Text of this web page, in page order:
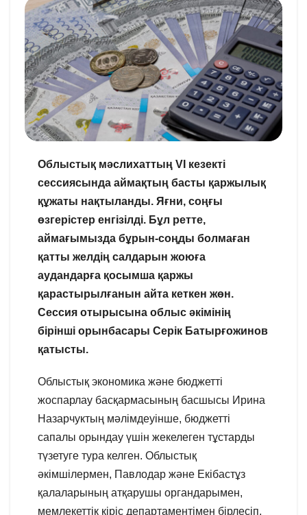
Облыстық мәслихаттың VI кезекті
сессиясында аймақтың басты қаржылық
құжаты нақтыланды. Яғни, соңғы
өзгерістер енгізілді. Бұл ретте,
аймағымызда бұрын-соңды болмаған
қатты желдің салдарын жоюға
аудандарға қосымша қаржы
қарастырылғанын айта кеткен жөн.
Сессия отырысына облыс әкімінің
бірінші орынбасары Серік Батырғожинов
қатысты.
Облыстық экономика және бюджетті
жоспарлау басқармасының басшысы Ирина
Назарчуктың мәлімдеуінше, бюджетті
сапалы орындау үшін жекелеген тұстарды
түзетуге тура келген. Облыстық
әкімшілермен, Павлодар және Екібастұз
қалаларының атқарушы органдарымен,
мемлекеттік кіріс департаментімен бірлесіп,